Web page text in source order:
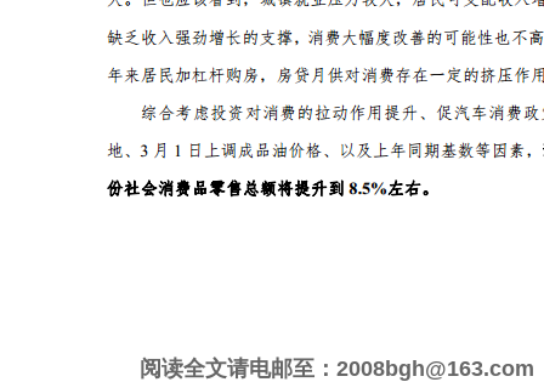
阅读全文请电邮至：2008bgh@163.com